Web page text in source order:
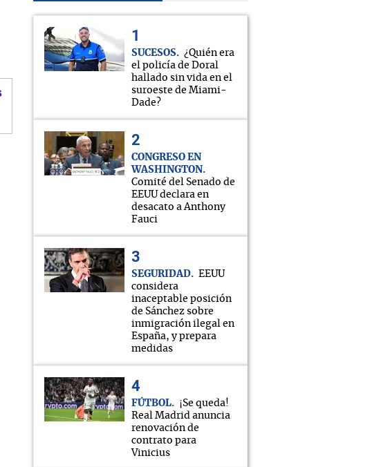
SUCESOS
¿Quién era
el policía de Doral
hallado sin vida en el
suroeste de Miami-
Dade?
CONGRESO EN
WASHINGTON
Comité del Senado de
EEUU declara en
desacato a Anthony
Fauci
SEGURIDAD
EEUU
considera
inaceptable posición
de Sánchez sobre
inmigración ilegal en
España, y prepara
medidas
FÚTBOL
¡Se queda!
Real Madrid anuncia
renovación de
contrato para
Vinicius